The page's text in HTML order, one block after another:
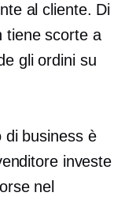
al cliente. Di
tiene scorte a
gli ordini su
di business è
investe
nel